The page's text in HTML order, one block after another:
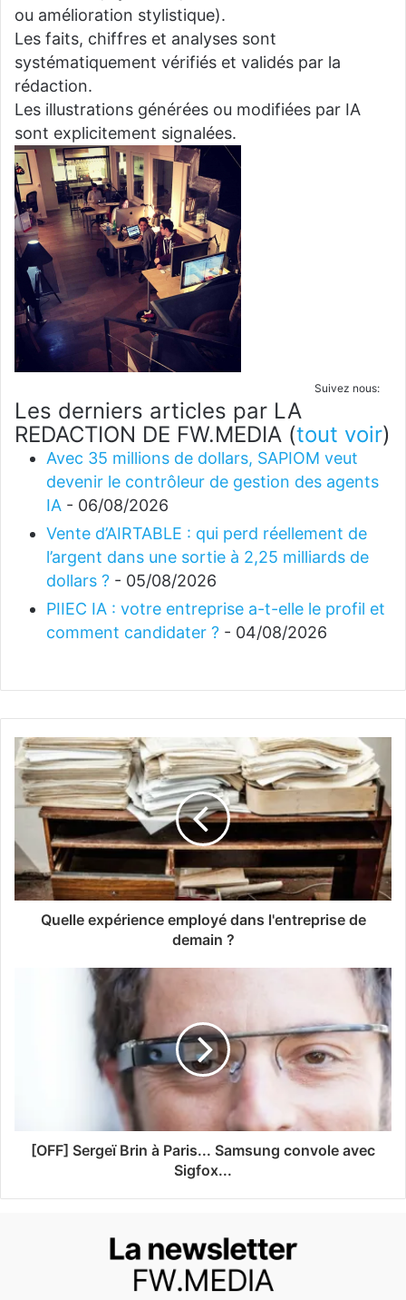
ou amélioration stylistique).
Les faits, chiffres et analyses sont
systématiquement vérifiés et validés par la
rédaction.
Les illustrations générées ou modifiées par IA
sont explicitement signalées.
Suivez nous:
Les derniers articles par LA
REDACTION DE FW.MEDIA (tout voir)
Avec 35 millions de dollars, SAPIOM veut
devenir le contrôleur de gestion des agents
IA - 06/08/2026
Vente d’AIRTABLE : qui perd réellement de
l’argent dans une sortie à 2,25 milliards de
dollars ? - 05/08/2026
PIIEC IA : votre entreprise a-t-elle le profil et
comment candidater ? - 04/08/2026
Quelle expérience employé dans l'entreprise de
demain ?
[OFF] Sergeï Brin à Paris... Samsung convole avec
Sigfox...